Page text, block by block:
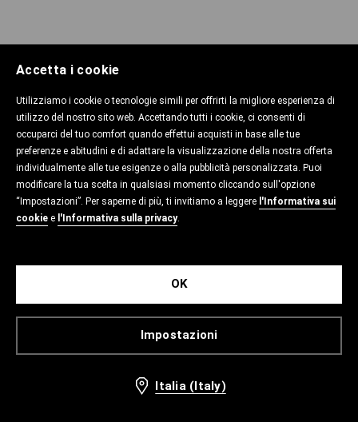
Accetta i cookie
Utilizziamo i cookie o tecnologie simili per offrirti la migliore esperienza di
utilizzo del nostro sito web. Accettando tutti i cookie, ci consenti di
occuparci del tuo comfort quando effettui acquisti in base alle tue
preferenze e abitudini e di adattare la visualizzazione della nostra offerta
individualmente alle tue esigenze o alla pubblicità personalizzata. Puoi
modificare la tua scelta in qualsiasi momento cliccando sull'opzione
“Impostazioni”. Per saperne di più, ti invitiamo a leggere l'Informativa sui
cookie e l'Informativa sulla privacy.
Impostazioni
OK
Italia (Italy)